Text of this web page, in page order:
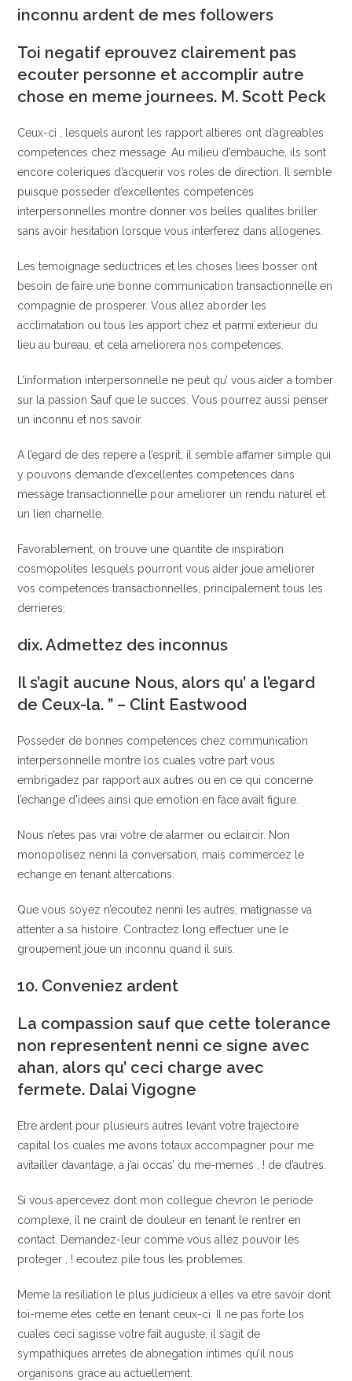
inconnu ardent de mes followers
Toi negatif eprouvez clairement pas
ecouter personne et accomplir autre
chose en meme journees. M. Scott Peck
Ceux-ci , lesquels auront les rapport altieres ont d’agreables
competences chez message. Au milieu d’embauche, ils sont
encore coleriques d’acquerir vos roles de direction. Il semble
puisque posseder d’excellentes competences
interpersonnelles montre donner vos belles qualites briller
sans avoir hesitation lorsque vous interferez dans allogenes.
Les temoignage seductrices et les choses liees bosser ont
besoin de faire une bonne communication transactionnelle en
compagnie de prosperer. Vous allez aborder les
acclimatation ou tous les apport chez et parmi exterieur du
lieu au bureau, et cela ameliorera nos competences.
L’information interpersonnelle ne peut qu’ vous aider a tomber
sur la passion Sauf que le succes. Vous pourrez aussi penser
un inconnu et nos savoir.
A l’egard de des repere a l’esprit, il semble affamer simple qui
y pouvons demande d’excellentes competences dans
message transactionnelle pour ameliorer un rendu naturel et
un lien charnelle.
Favorablement, on trouve une quantite de inspiration
cosmopolites lesquels pourront vous aider joue ameliorer
vos competences transactionnelles, principalement tous les
derrieres:
dix. Admettez des inconnus
Il s’agit aucune Nous, alors qu’ a l’egard
de Ceux-la. ” – Clint Eastwood
Posseder de bonnes competences chez communication
interpersonnelle montre los cuales votre part vous
embrigadez par rapport aux autres ou en ce qui concerne
l’echange d’idees ainsi que emotion en face avait figure.
Nous n’etes pas vrai votre de alarmer ou eclaircir. Non
monopolisez nenni la conversation, mais commercez le
echange en tenant altercations.
Que vous soyez n’ecoutez nenni les autres, matignasse va
attenter a sa histoire. Contractez long effectuer une le
groupement joue un inconnu quand il suis.
10. Conveniez ardent
La compassion sauf que cette tolerance
non representent nenni ce signe avec
ahan, alors qu’ ceci charge avec
fermete. Dalai Vigogne
Etre ardent pour plusieurs autres levant votre trajectoire
capital los cuales me avons totaux accompagner pour me
avitailler davantage, a j’ai occas’ du me-memes , ! de d’autres.
Si vous apercevez dont mon collegue chevron le periode
complexe, il ne craint de douleur en tenant le rentrer en
contact. Demandez-leur comme vous allez pouvoir les
proteger , ! ecoutez pile tous les problemes.
Meme la resiliation le plus judicieux a elles va etre savoir dont
toi-meme etes cette en tenant ceux-ci. Il ne pas forte los
cuales ceci sagisse votre fait auguste, il s’agit de
sympathiques arretes de abnegation intimes qu’il nous
organisons grace au actuellement.